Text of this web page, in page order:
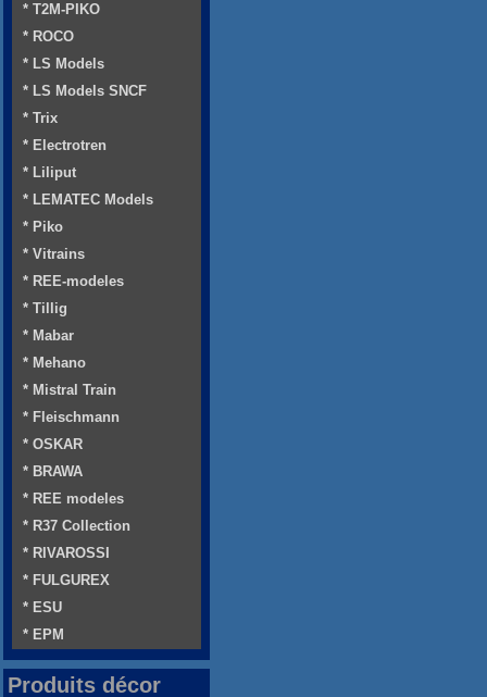
* T2M-PIKO
* ROCO
* LS Models
* LS Models SNCF
* Trix
* Electrotren
* Liliput
* LEMATEC Models
* Piko
* Vitrains
* REE-modeles
* Tillig
* Mabar
* Mehano
* Mistral Train
* Fleischmann
* OSKAR
* BRAWA
* REE modeles
* R37 Collection
* RIVAROSSI
* FULGUREX
* ESU
* EPM
Produits décor